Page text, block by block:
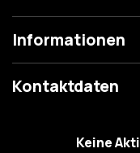
Informationen
Kontaktdaten
Keine